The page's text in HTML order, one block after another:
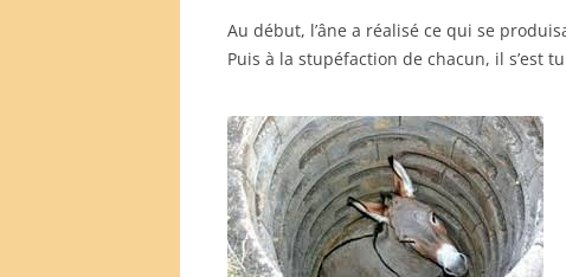
Au début, l’âne a réalisé ce qui se
Puis à la stupéfaction de chacun, il s’est